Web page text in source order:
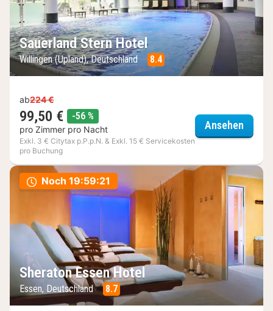
Sauerland Stern Hotel
Willingen (Upland), Deutschland 8.4
ab224 €
99,50 € -56 %
pro Zimmer pro Nacht
Exkl. 3 € Citytax p.P.p.N. & Exkl. 15 € Servicekosten
pro Buchung
Ansehen
Noch 19:59:19
Sheraton Essen Hotel
Essen, Deutschland 8.7